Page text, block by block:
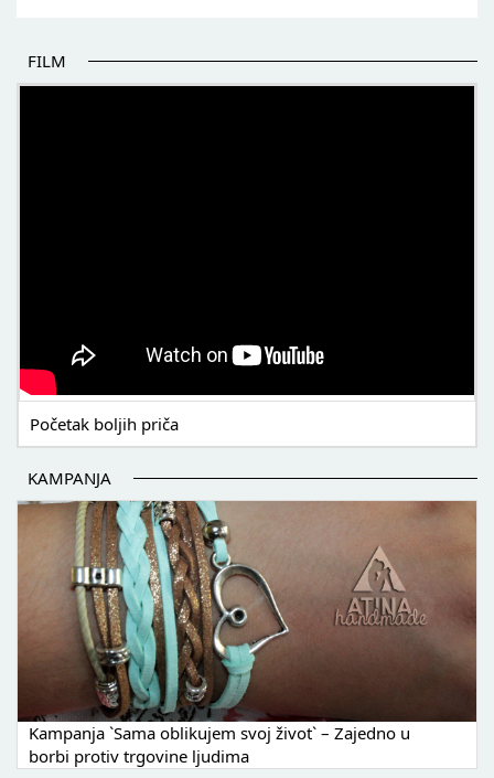
FILM
Početak boljih priča
KAMPANJA
Kampanja `Sama oblikujem svoj život` – Zajedno u
borbi protiv trgovine ljudima